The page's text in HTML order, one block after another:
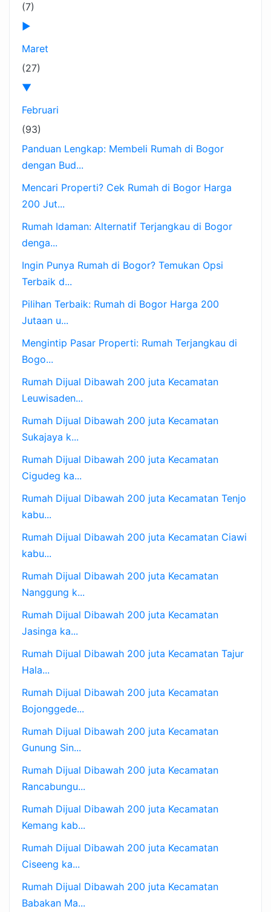
(7)
►
Maret
(27)
▼
Februari
(93)
Panduan Lengkap: Membeli Rumah di Bogor
dengan Bud...
Mencari Properti? Cek Rumah di Bogor Harga
200 Jut...
Rumah Idaman: Alternatif Terjangkau di Bogor
denga...
Ingin Punya Rumah di Bogor? Temukan Opsi
Terbaik d...
Pilihan Terbaik: Rumah di Bogor Harga 200
Jutaan u...
Mengintip Pasar Properti: Rumah Terjangkau di
Bogo...
Rumah Dijual Dibawah 200 juta Kecamatan
Leuwisaden...
Rumah Dijual Dibawah 200 juta Kecamatan
Sukajaya k...
Rumah Dijual Dibawah 200 juta Kecamatan
Cigudeg ka...
Rumah Dijual Dibawah 200 juta Kecamatan Tenjo
kabu...
Rumah Dijual Dibawah 200 juta Kecamatan Ciawi
kabu...
Rumah Dijual Dibawah 200 juta Kecamatan
Nanggung k...
Rumah Dijual Dibawah 200 juta Kecamatan
Jasinga ka...
Rumah Dijual Dibawah 200 juta Kecamatan Tajur
Hala...
Rumah Dijual Dibawah 200 juta Kecamatan
Bojonggede...
Rumah Dijual Dibawah 200 juta Kecamatan
Gunung Sin...
Rumah Dijual Dibawah 200 juta Kecamatan
Rancabungu...
Rumah Dijual Dibawah 200 juta Kecamatan
Kemang kab...
Rumah Dijual Dibawah 200 juta Kecamatan
Ciseeng ka...
Rumah Dijual Dibawah 200 juta Kecamatan
Babakan Ma...